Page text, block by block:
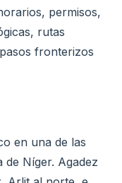
permisos,
rutas
fronterizos
en una de las
de Níger. Agadez